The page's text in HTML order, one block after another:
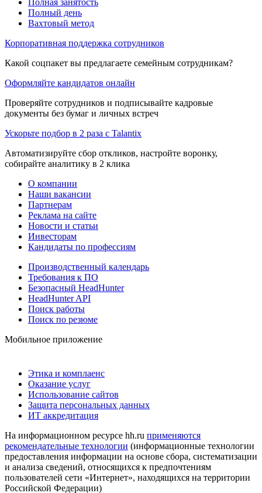
Полный день
Вахтовый метод
Корпоративная поддержка сотрудников
Какой соцпакет вы предлагаете семейным сотрудникам?
Оформляйте кандидатов онлайн
Проверяйте сотрудников и подписывайте кадровые
документы без бумаг и личных встреч
Ускорьте подбор в 2 раза с Talantix
Автоматизируйте сбор откликов, настройте воронку,
собирайте аналитику в 2 клика
О компании
Наши вакансии
Партнерам
Реклама на сайте
Новости и статьи
Инвесторам
Кандидаты по профессиям
Производственный календарь
Требования к ПО
Безопасный HeadHunter
HeadHunter API
Поиск работы
Поиск по резюме
Мобильное приложение
Этика и комплаенс
Оказание услуг
Использование сайтов
Защита персональных данных
ИТ аккредитация
На информационном ресурсе hh.ru применяются
рекомендательные технологии (информационные технологии
предоставления информации на основе сбора, систематизации
и анализа сведений, относящихся к предпочтениям
пользователей сети «Интернет», находящихся на территории
Российской Федерации)